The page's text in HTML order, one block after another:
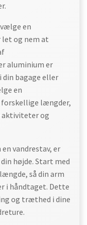
en
og nem at
aluminium er
din bagage eller
en
længder,
aktiviteter og
vandrestav, er
højde. Start med
så din arm
i håndtaget. Dette
og træthed i dine